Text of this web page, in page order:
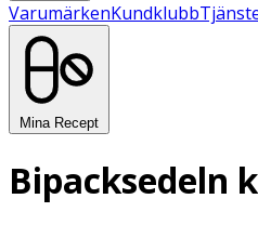
VarumärkenKundklubb
Mina Recept
Bipacksedeln